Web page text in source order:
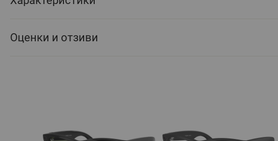
Оценки и отзиви